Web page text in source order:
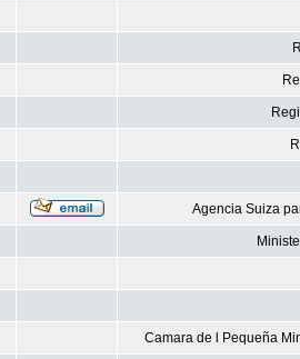
Agencia Suiza
Camara de l Pequeña